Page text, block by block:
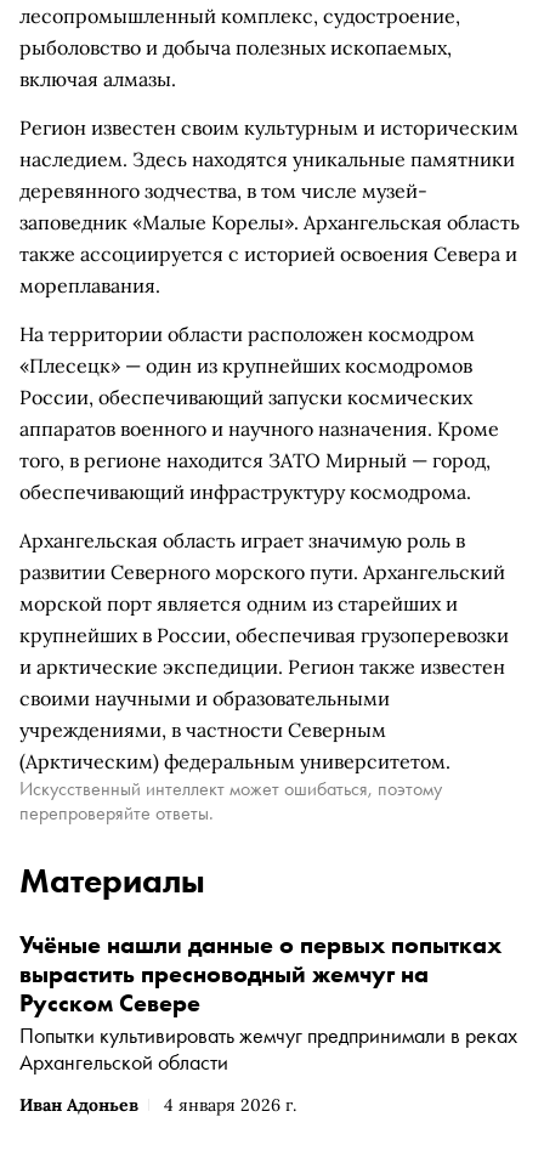
лесопромышленный комплекс, судостроение,
рыболовство и добыча полезных ископаемых,
включая алмазы.
Регион известен своим культурным и историческим
наследием. Здесь находятся уникальные памятники
деревянного зодчества, в том числе музей-
заповедник «Малые Корелы». Архангельская область
также ассоциируется с историей освоения Севера и
мореплавания.
На территории области расположен космодром
«Плесецк» — один из крупнейших космодромов
России, обеспечивающий запуски космических
аппаратов военного и научного назначения. Кроме
того, в регионе находится ЗАТО Мирный — город,
обеспечивающий инфраструктуру космодрома.
Архангельская область играет значимую роль в
развитии Северного морского пути. Архангельский
морской порт является одним из старейших и
крупнейших в России, обеспечивая грузоперевозки
и арктические экспедиции. Регион также известен
своими научными и образовательными
учреждениями, в частности Северным
(Арктическим) федеральным университетом.
Искусственный интеллект может ошибаться, поэтому
перепроверяйте ответы.
Материалы
Иван Адоньев 4 января 2026 г.
Учёные нашли данные о первых попытках
вырастить пресноводный жемчуг на
Русском Севере
Попытки культивировать жемчуг предпринимали в реках
Архангельской области